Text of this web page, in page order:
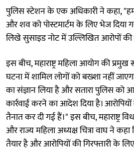
पुलिस स्टेशन के एक अधिकारी ने कहा,
और शव को पोस्टमार्टम के लिए भेज दिया
लिखे सुसाइड नोट में उल्लिखित आरोपों
इस बीच, महाराष्ट्र महिला आयोग की
घटना में शामिल लोगों को बख्शा नहीं
का संज्ञान लिया है और सतारा पुलिस को
कार्रवाई करने का आदेश दिया है।
तैनात कर दी गई हैं।" इस बीच, महाराष्ट्र
और राज्य महिला अध्यक्ष चित्रा वाघ ने
तैयार है और आरोपियों की गिरफ्तारी के